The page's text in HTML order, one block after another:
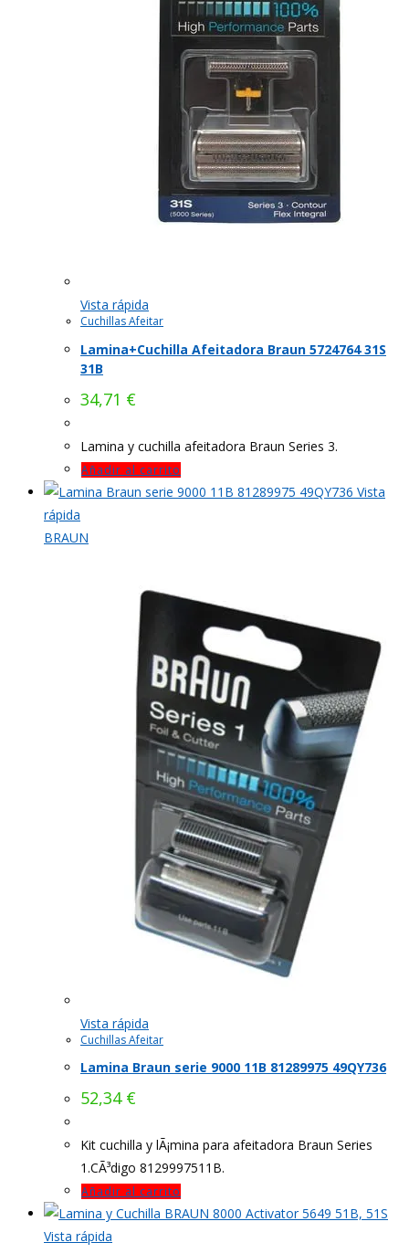
Vista rápida
Cuchillas Afeitar
Lamina+Cuchilla Afeitadora Braun 5724764 31S
31B
34,71 €
Lamina y cuchilla afeitadora Braun Series 3.
Añadir al carrito
Vista
rápida
BRAUN
Vista rápida
Cuchillas Afeitar
Lamina Braun serie 9000 11B 81289975 49QY736
52,34 €
Kit cuchilla y lÃ¡mina para afeitadora Braun Series
1.CÃ³digo 8129997511B.
Añadir al carrito
Vista rápida